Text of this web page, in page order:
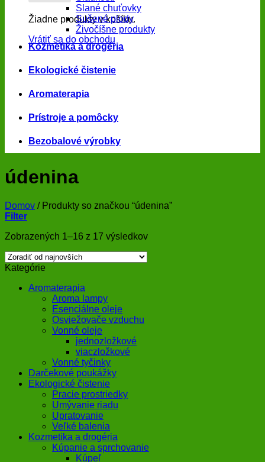
Žiadne produkty v košíku.
Vrátiť sa do obchodu
Slané chuťovky
Sušené plody
Živočíšne produkty
Kozmetika a drogéria
Ekologické čistenie
Aromaterapia
Prístroje a pomôcky
Bezobalové výrobky
údenina
Domov /Produkty so značkou “údenina”
Filter
Zobrazených 1–16 z 17 výsledkovZoradené
Kategórie
Aromaterapia
Aroma lampy
Esenciálne oleje
Osviežovače vzduchu
Vonné oleje
jednozložkové
viaczložkové
Vonné tyčinky
Darčekové poukážky
Ekologické čistenie
Pracie prostriedky
Umývanie riadu
Upratovanie
Veľké balenia
Kozmetika a drogéria
Kúpanie a sprchovanie
Kúpeľ